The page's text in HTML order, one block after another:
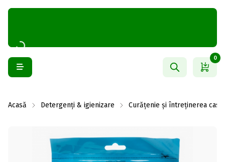
0
Acasă Detergenți & igienizare Curățenie și întreținerea casei